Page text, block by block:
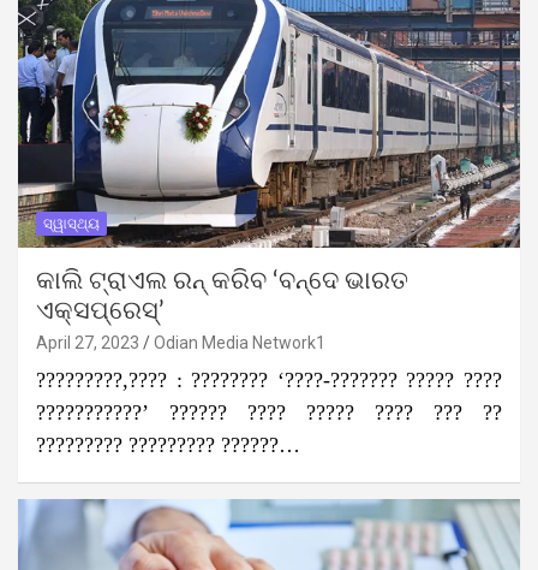
ସ୍ୱାସ୍ଥ୍ୟ
କାଲି ଟ୍ରାଏଲ ରନ୍‌ କରିବ ‘ବନ୍ଦେ ଭାରତ
ଏକ୍ସପ୍ରେସ୍‌’
April 27, 2023 Odian Media Network1
?????????,???? : ???????? ‘????-??????? ????? ????
???????????’ ?????? ???? ????? ???? ??? ??
????????? ????????? ??????…